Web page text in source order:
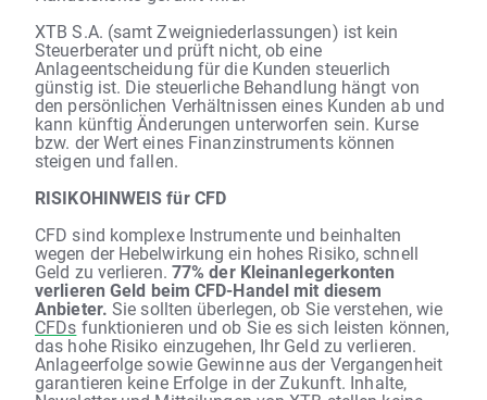
XTB S.A. (samt Zweigniederlassungen) ist kein
Steuerberater und prüft nicht, ob eine
Anlageentscheidung für die Kunden steuerlich
günstig ist. Die steuerliche Behandlung hängt von
den persönlichen Verhältnissen eines Kunden ab und
kann künftig Änderungen unterworfen sein. Kurse
bzw. der Wert eines Finanzinstruments können
steigen und fallen.
RISIKOHINWEIS für CFD
CFD sind komplexe Instrumente und beinhalten
wegen der Hebelwirkung ein hohes Risiko, schnell
Geld zu verlieren. 77% der Kleinanlegerkonten
verlieren Geld beim CFD-Handel mit diesem
Anbieter. Sie sollten überlegen, ob Sie verstehen, wie
CFDs funktionieren und ob Sie es sich leisten können,
das hohe Risiko einzugehen, Ihr Geld zu verlieren.
Anlageerfolge sowie Gewinne aus der Vergangenheit
garantieren keine Erfolge in der Zukunft. Inhalte,